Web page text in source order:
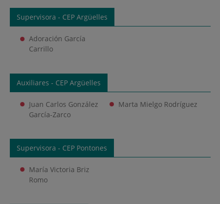
Supervisora - CEP Argüelles
Adoración García
Carrillo
Auxiliares - CEP Argüelles
Juan Carlos González
García-Zarco
Marta Mielgo Rodríguez
Supervisora - CEP Pontones
María Victoria Briz
Romo